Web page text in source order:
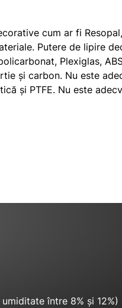
cum ar fi
Putere de lipire
Plexiglas,
și carbon. Nu este
și PTFE. Nu este
între 8% și